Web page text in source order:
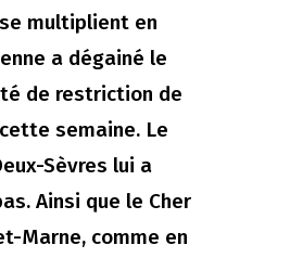
multiplient en
a dégainé le
de restriction de
semaine. Le
Sèvres lui a
Ainsi que le Cher
Marne, comme en